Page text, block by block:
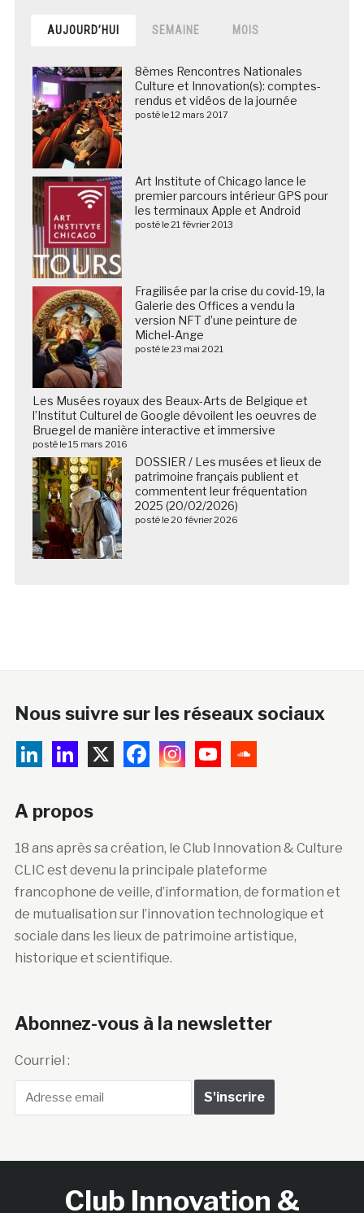
AUJOURD’HUI SEMAINE MOIS
8èmes Rencontres Nationales
Culture et Innovation(s): comptes-
rendus et vidéos de la journée
posté le 12 mars 2017
Art Institute of Chicago lance le
premier parcours intérieur GPS pour
les terminaux Apple et Android
posté le 21 février 2013
Fragilisée par la crise du covid-19, la
Galerie des Offices a vendu la
version NFT d’une peinture de
Michel-Ange
posté le 23 mai 2021
Les Musées royaux des Beaux-Arts de Belgique et
l’Institut Culturel de Google dévoilent les oeuvres de
Bruegel de manière interactive et immersive
posté le 15 mars 2016
DOSSIER / Les musées et lieux de
patrimoine français publient et
commentent leur fréquentation
2025 (20/02/2026)
posté le 20 février 2026
Nous suivre sur les réseaux sociaux
A propos
18 ans après sa création, le Club Innovation & Culture
CLIC est devenu la principale plateforme
francophone de veille, d’information, de formation et
de mutualisation sur l’innovation technologique et
sociale dans les lieux de patrimoine artistique,
historique et scientifique.
Abonnez-vous à la newsletter
Courriel :
Club Innovation &